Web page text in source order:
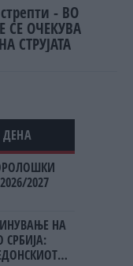
- ВО
СЕ ОЧЕКУВА
СТРУЈАТА
ДЕНА
2027
НА